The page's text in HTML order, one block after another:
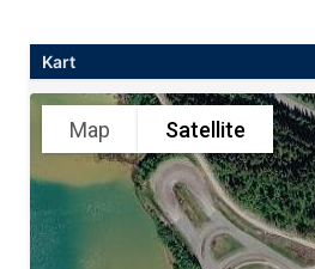
Kart
Map Satellite